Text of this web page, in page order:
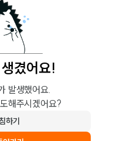
겼어요!
발생했어요.
해주시겠어요?
하기